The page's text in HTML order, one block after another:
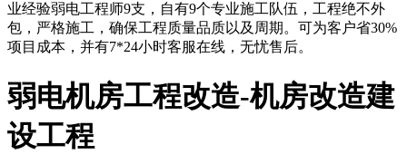
业经验弱电工程师9支，自有9个专业施工队伍，工程绝不外
包，严格施工，确保工程质量品质以及周期。可为客户省30%
项目成本，并有7*24小时客服在线，无忧售后。
弱电机房工程改造-机房改造建
设工程